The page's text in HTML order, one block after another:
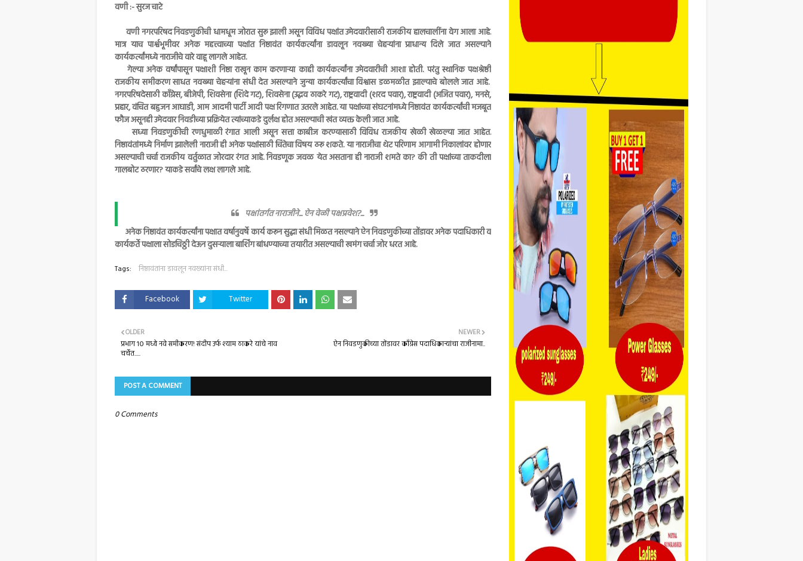
वणी :- सुरज चाटे
वणी नगरपरिषद निवडणुकीची धामधूम जोरात सुरू झाली असून विविध पक्षांत उमेदवारीसाठी राजकीय हालचालींना वेग आला आहे.
मात्र याच पार्श्वभूमीवर अनेक महत्त्वाच्या पक्षांत निष्ठावंत कार्यकर्त्यांना डावलून नवख्या चेहऱ्यांना प्राधान्य दिले जात असल्याने
कार्यकर्त्यांमध्ये नाराजीचे वारे वाहू लागले आहेत.
गेल्या अनेक वर्षांपासून पक्षाशी निष्ठा राखून काम करणाऱ्या काही कार्यकर्त्यांना उमेदवारीची आशा होती. परंतु स्थानिक पक्षश्रेष्ठी
राजकीय समीकरण साधत नवख्या चेहऱ्यांना संधी देत असल्याने जुन्या कार्यकर्त्यांचा विश्वास डळमळीत झाल्याचे बोलले जात आहे.
नगरपरिषदेसाठी काँग्रेस, बीजेपी, शिवसेना (शिंदे गट), शिवसेना (उद्धव ठाकरे गट), राष्ट्रवादी (शरद पवार), राष्ट्रवादी (अजित पवार), मनसे,
प्रहार, वंचित बहुजन आघाडी, आम आदमी पार्टी आदी पक्ष रिंगणात उतरले आहेत. या पक्षांच्या संघटनांमध्ये निष्ठावंत कार्यकर्त्यांची मजबूत
फौज असूनही उमेदवार निवडीच्या प्रक्रियेत त्यांच्याकडे दुर्लक्ष होत असल्याची खंत व्यक्त केली जात आहे.
सध्या निवडणुकीची रणधुमाळी रंगात आली असून सत्ता काबीज करण्यासाठी विविध राजकीय खेळी खेळल्या जात आहेत.
निष्ठावंतांमध्ये निर्माण झालेली नाराजी ही अनेक पक्षांसाठी चिंतेचा विषय ठरू शकते. या नाराजीचा थेट परिणाम आगामी निकालांवर होणार
असल्याची चर्चा राजकीय वर्तुळात जोरदार रंगत आहे. निवडणूक जवळ येत असताना ही नाराजी शमते का? की ती पक्षांच्या ताकदीला
गालबोट ठरणार? याकडे सर्वांचे लक्ष लागले आहे.
पक्षांतर्गत नाराजीने... ऐन वेळी पक्षप्रवेश?...
अनेक निष्ठावंत कार्यकर्त्यांना पक्षात वर्षानुवर्षे कार्य करून सुद्धा संधी मिळत नसल्याने ऐन निवडणुकीच्या तोंडावर अनेक पदाधिकारी व
कार्यकर्ते पक्षाला सोडचिठ्ठी देऊन दुसऱ्याला बार्शिंग बांधण्याच्या तयारीत असल्याची खमंग चर्चा जोर धरत आहे.
Tags: निष्ठावंतांना डावलून नवख्यांना संधी...
Facebook Twitter
NEWER
ऐन निवडणुकीच्या तोंडावर काँग्रेस पदाधिकाऱ्यांचा राजीनामा..
OLDER
प्रभाग १० मध्ये नवे समीकरण! संदीप उर्फ श्याम ठाकरे यांचे नाव
चर्चेत.....
POST A COMMENT
0 Comments